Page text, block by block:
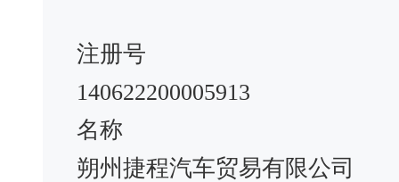
注册号
140622200005913
名称
朔州捷程汽车贸易有限公司